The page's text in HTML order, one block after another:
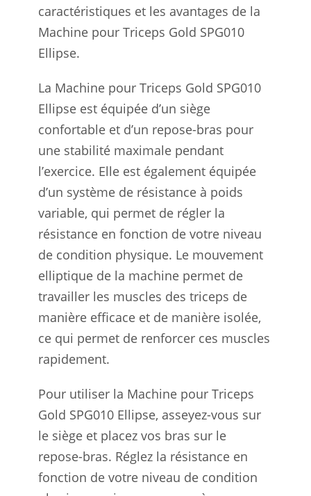
caractéristiques et les avantages de la
Machine pour Triceps Gold SPG010
Ellipse.
La Machine pour Triceps Gold SPG010
Ellipse est équipée d’un siège
confortable et d’un repose-bras pour
une stabilité maximale pendant
l’exercice. Elle est également équipée
d’un système de résistance à poids
variable, qui permet de régler la
résistance en fonction de votre niveau
de condition physique. Le mouvement
elliptique de la machine permet de
travailler les muscles des triceps de
manière efficace et de manière isolée,
ce qui permet de renforcer ces muscles
rapidement.
Pour utiliser la Machine pour Triceps
Gold SPG010 Ellipse, asseyez-vous sur
le siège et placez vos bras sur le
repose-bras. Réglez la résistance en
fonction de votre niveau de condition